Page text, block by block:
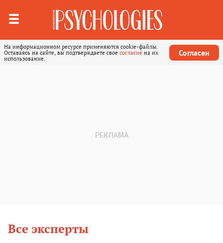
На информационном ресурсе применяются cookie-файлы.
Оставаясь на сайте, вы подтверждаете свое согласие на их
использование.
Согласен
Все эксперты